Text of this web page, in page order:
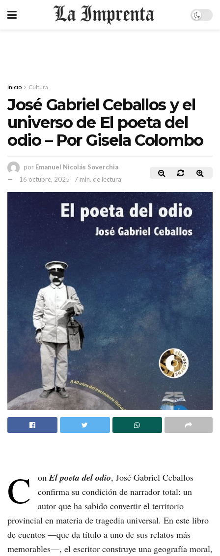
Inicio Cultura
José Gabriel Ceballos y el
universo de El poeta del
odio – Por Gisela Colombo
por Emanuel Nicolás Soverchia
16 octubre, 2025
7 min. de lectura
C onEl poeta del odio, José Gabriel Ceballos
confirma su condición de narrador total: un
autor que ha sabido convertir el territorio
provincial en materia de tragedia universal. En este libro
de cuentos —que da título a uno de sus relatos más
memorables—, el escritor construye una geografía moral,